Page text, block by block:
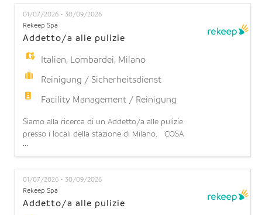
Stellen
Lebenslauf
hochladen
Anmelden
Sprache
EN
FR
01/07/2026 - 30/09/2026
Rekeep Spa
Addetto/a alle pulizie
Italien, Lombardei, Milano
Reinigung / Sicherheitsdienst
Facility Management / Reinigung
Siamo alla ricerca di un Addetto/a alle pulizie
presso i locali della stazione di Milano. COSA
OFFRIAMO: Contratto part-time: 20 ore settimanali
(part time orizzontale 50%) su 5 giorni lavorativi a
settimana (turnazione da lunedì a domenica).
Possibilità di stabilità: l'opportunità di operare in
una realtà strutturata con prospettive di contin
...
01/07/2026 - 30/09/2026
Rekeep Spa
Addetto/a alle pulizie